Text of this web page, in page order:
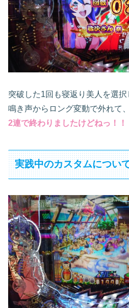
突破した1回も寝返り美人を選
鳴き声からロング変動で外れて
2連で終わりましたけどねっ！！
実践中のカスタムについ